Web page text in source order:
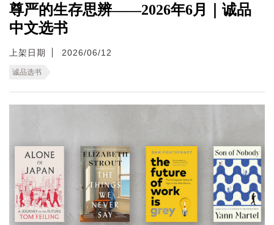
尊严的生存思辨——2026年6月｜诚品
中文选书
上架日期 2026/06/12
诚品选书